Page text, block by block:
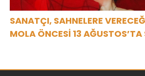
SANATÇI, SAHNELERE
MOLA ÖNCESİ 13 AĞUSTOS’TA